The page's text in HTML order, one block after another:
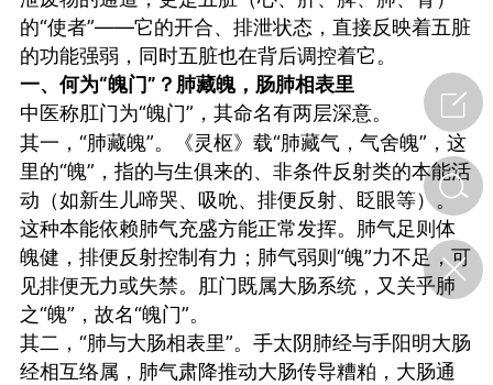
节气气象
·特急预警】关
节返乡期间“闪
急提示
0
问答
如何购买【理肺清瘟膏】
【养正护络膏】？
的“使者”——它的开合、排泄状态，直接反映着五脏
的功能强弱，同时五脏也在背后调控着它。
一、何为“魄门”？肺藏魄，肠肺相表里
中医称肛门为“魄门”，其命名有两层深意。
其一，“肺藏魄”。《灵枢》载“肺藏气，气舍魄”，这
里的“魄”，指的与生俱来的、非条件反射类的本能活
动（如新生儿啼哭、吸吮、排便反射、眨眼等）。
这种本能依赖肺气充盛方能正常发挥。肺气足则体
魄健，排便反射控制有力；肺气弱则“魄”力不足，可
见排便无力或失禁。肛门既属大肠系统，又关乎肺
之“魄”，故名“魄门”。
其二，“肺与大肠相表里”。手太阴肺经与手阳明大肠
经相互络属，肺气肃降推动大肠传导糟粕，大肠通